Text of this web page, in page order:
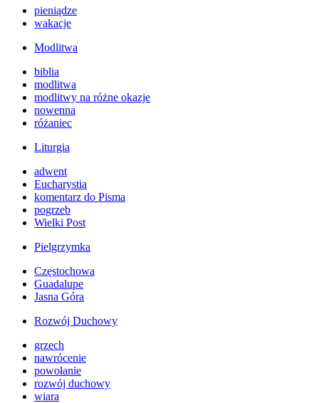
pieniądze
wakacje
Modlitwa
biblia
modlitwa
modlitwy na różne okazje
nowenna
różaniec
Liturgia
adwent
Eucharystia
komentarz do Pisma
pogrzeb
Wielki Post
Pielgrzymka
Częstochowa
Guadalupe
Jasna Góra
Rozwój Duchowy
grzech
nawrócenie
powołanie
rozwój duchowy
wiara